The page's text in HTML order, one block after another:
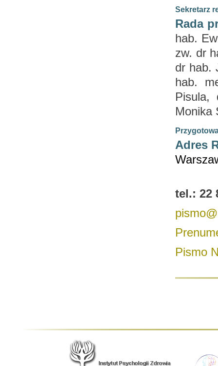
Sekretarz
Rada
hab.
zw. dr
dr hab.
hab.
Pisula,
Monika
Adres
tel.: 22
Pismo